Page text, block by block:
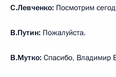
С.Левченко: Посмотрим
В.Путин: Пожалуйста.
В.Мутко: Спасибо, Владимир